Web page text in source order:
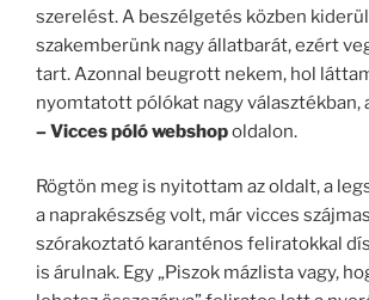
szerelést. A beszélgetés közben
szakemberünk nagy állatbarát, ezért
tart. Azonnal beugrott nekem, hol
nyomtatott pólókat nagy választékban,
– Vicces póló webshopoldalon.
Rögtön meg is nyitottam az oldalt, a
a naprakészség volt, már vicces
szórakoztató karanténos feliratokkal
is árulnak. Egy „Piszok mázlista vagy,